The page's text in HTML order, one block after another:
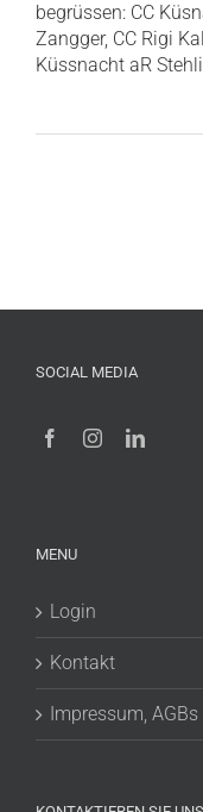
begrüssen: CC
Zangger, CC Rigi
Küssnacht aR
SOCIAL MEDIA
MENU
Login
Kontakt
Impressum, AGBs